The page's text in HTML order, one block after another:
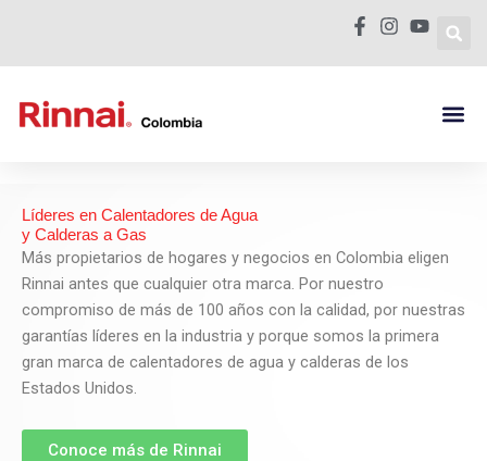
contenido
Líderes en Calentadores de Agua
y Calderas a Gas
Más propietarios de hogares y negocios en Colombia eligen
Rinnai antes que cualquier otra marca. Por nuestro
compromiso de más de 100 años con la calidad, por nuestras
garantías líderes en la industria y porque somos la primera
gran marca de calentadores de agua y calderas de los
Estados Unidos.
Conoce más de Rinnai